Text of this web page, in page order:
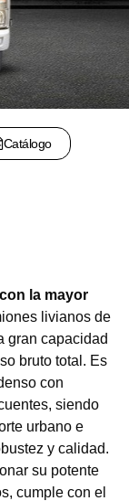
Catálogo
la mayor
livianos de
gran capacidad
bruto total. Es
con
siendo
urbano e
y calidad.
su potente
cumple con el